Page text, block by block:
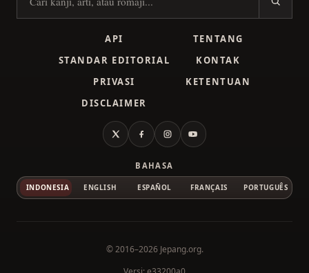
Cari kanji
API
TENTANG
STANDAR EDITORIAL
KONTAK
PRIVASI
KETENTUAN
DISCLAIMER
X FacebookInstagramYouTube
BAHASA
INDONESIA ENGLISH ESPAÑOL FRANÇAIS PORTUGUÊS
© 2016–2026 Jepang.org.